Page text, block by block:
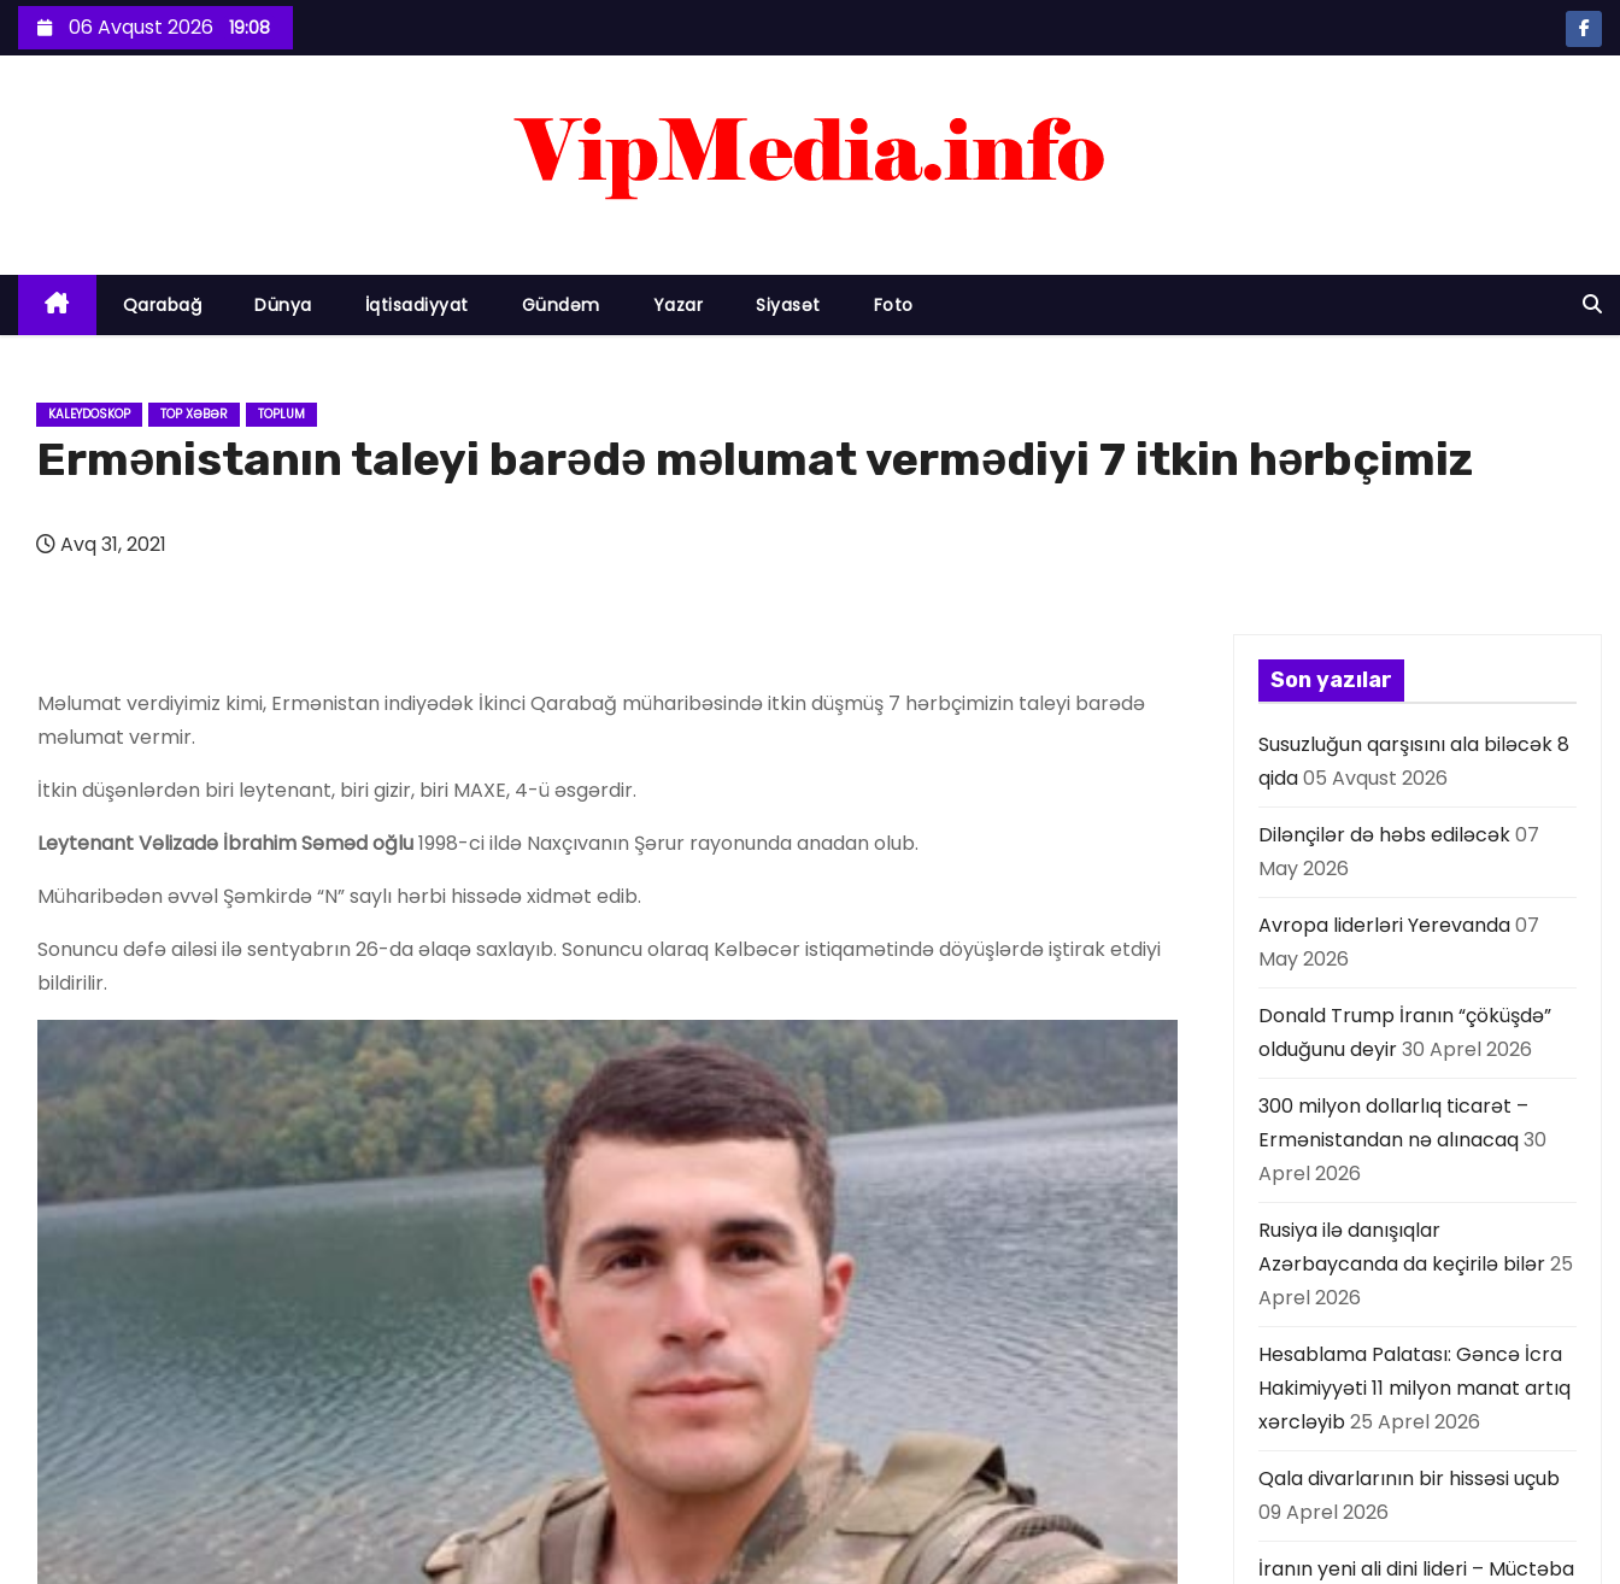
k
06 Avqust 2026 19:08
Qarabağ Dünya İqtisadiyyat Gündəm Yazar Siyasət Foto
KALEYDOSKOP TOP XƏBƏR TOPLUM
Ermənistanın taleyi barədə məlumat vermədiyi 7 itkin hərbçimiz
Avq 31, 2021
Məlumat verdiyimiz kimi, Ermənistan indiyədək İkinci Qarabağ müharibəsində itkin düşmüş 7 hərbçimizin taleyi barədə
məlumat vermir.
İtkin düşənlərdən biri leytenant, biri gizir, biri MAXE, 4-ü əsgərdir.
Leytenant Vəlizadə İbrahim Səməd oğlu1998-ci ildə Naxçıvanın Şərur rayonunda anadan olub.
Müharibədən əvvəl Şəmkirdə “N” saylı hərbi hissədə xidmət edib.
Sonuncu dəfə ailəsi ilə sentyabrın 26-da əlaqə saxlayıb. Sonuncu olaraq Kəlbəcər istiqamətində döyüşlərdə iştirak etdiyi
bildirilir.
Son yazılar
Susuzluğun qarşısını ala biləcək 8
qida05 Avqust 2026
Dilənçilər də həbs ediləcək07
May 2026
Avropa liderləri Yerevanda07
May 2026
Donald Trump İranın “çöküşdə”
olduğunu deyir30 Aprel 2026
300 milyon dollarlıq ticarət –
Ermənistandan nə alınacaq30
Aprel 2026
Rusiya ilə danışıqlar
Azərbaycanda da keçirilə bilər25
Aprel 2026
Hesablama Palatası: Gəncə İcra
Hakimiyyəti 11 milyon manat artıq
xərcləyib25 Aprel 2026
Qala divarlarının bir hissəsi uçub
09 Aprel 2026
İranın yeni ali dini lideri – Müctəba